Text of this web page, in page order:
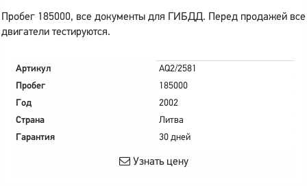
Пробег 185000, все документы для ГИБДД. Перед продажей все
двигатели тестируются.
Артикул
AQ2/2581
Пробег
185000
Год
2002
Страна
Литва
Гарантия
30 дней
Узнать цену